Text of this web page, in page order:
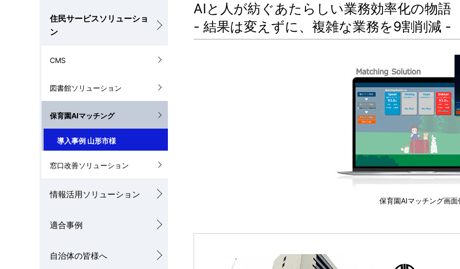
ビ
ー
シ
ョ
ン
住民サービスソリューショ
ン
CMS
図書館ソリューション
保育園AIマッチング
導入事例 山形市様
窓口改善ソリューション
情報活用ソリューション
適合事例
自治体の皆様へ
AIと人が紡ぐあたらしい業務効率化の物語
- 結果は変えずに、複雑な業務を9割削減 -
保育園AIマッチング画面